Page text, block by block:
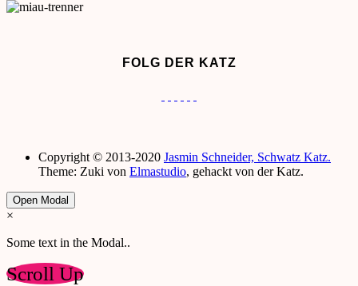
FOLG DER KATZ
Copyright © 2013-2020 Jasmin Schneider, Schwatz Katz.
Theme: Zuki von Elmastudio, gehackt von der Katz.
Open Modal
×
Some text in the Modal..
Scroll Up